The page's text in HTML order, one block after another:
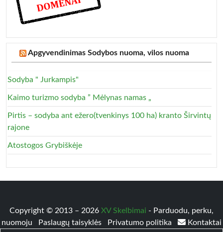
Apgyvendinimas Sodybos nuoma, vilos nuoma
Sodyba " Jurkampis"
Kaimo turizmo sodyba ” Mėlynas namas „
Pirtis – sodyba ant ežero(tvenkinys 100 ha) kranto Širvintų
rajone
Atostogos Grybiškėje
Copyright © 2013 – 2026 XV Skelbimai - Parduodu, perku,
nuomoju
Paslaugų taisyklės Privatumo politika Kontaktai